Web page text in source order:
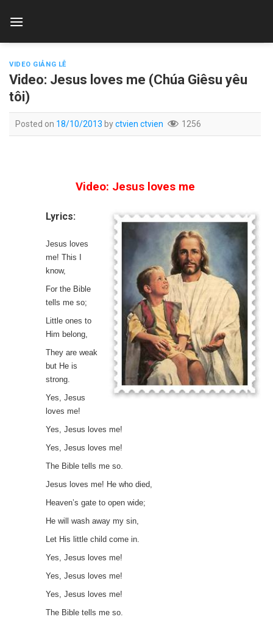
VIDEO GIẢNG LỄ
Video: Jesus loves me (Chúa Giêsu yêu
tôi)
Posted on 18/10/2013 byctvien ctvien 1256
Video: Jesus loves me
Lyrics:
Jesus loves
me! This I
know,
For the Bible
tells me so;
Little ones to
Him belong,
They are weak
but He is
strong.
Yes, Jesus
loves me!
Yes, Jesus loves me!
Yes, Jesus loves me!
The Bible tells me so.
Jesus loves me! He who died,
Heaven’s gate to open wide;
He will wash away my sin,
Let His little child come in.
Yes, Jesus loves me!
Yes, Jesus loves me!
Yes, Jesus loves me!
The Bible tells me so.